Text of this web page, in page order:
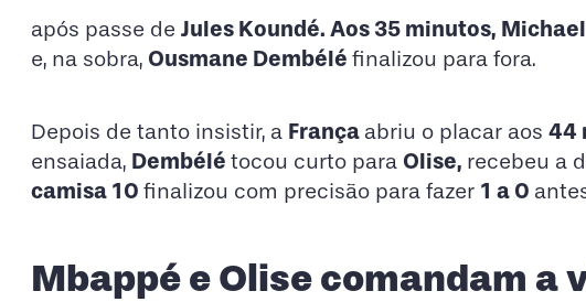
após passe de Jules Koundé. Aos 35 minutos,
e, na sobra, Ousmane Dembélé finalizou para fora.
Depois de tanto insistir, a França abriu o placar aos 44
ensaiada, Dembélé tocou curto para Olise, recebeu a
camisa 10 finalizou com precisão para fazer 1 a 0
Mbappé e Olise comandam a